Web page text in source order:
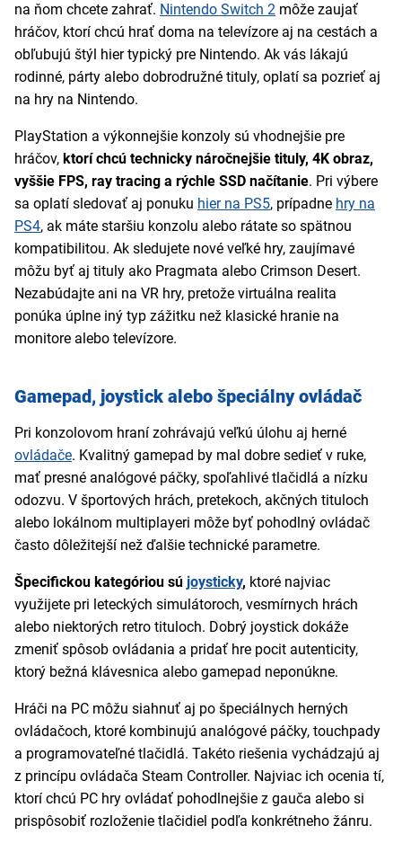
na ňom chcete zahrať. Nintendo Switch 2 môže zaujať
hráčov, ktorí chcú hrať doma na televízore aj na cestách a
obľubujú štýl hier typický pre Nintendo. Ak vás lákajú
rodinné, párty alebo dobrodružné tituly, oplatí sa pozrieť aj
na hry na Nintendo.
PlayStation a výkonnejšie konzoly sú vhodnejšie pre
hráčov, ktorí chcú technicky náročnejšie tituly, 4K obraz,
vyššie FPS, ray tracing a rýchle SSD načítanie. Pri výbere
sa oplatí sledovať aj ponuku hier na PS5, prípadne hry na
PS4, ak máte staršiu konzolu alebo rátate so spätnou
kompatibilitou. Ak sledujete nové veľké hry, zaujímavé
môžu byť aj tituly ako Pragmata alebo Crimson Desert.
Nezabúdajte ani na VR hry, pretože virtuálna realita
ponúka úplne iný typ zážitku než klasické hranie na
monitore alebo televízore.
Gamepad, joystick alebo špeciálny ovládač
Pri konzolovom hraní zohrávajú veľkú úlohu aj herné
ovládače. Kvalitný gamepad by mal dobre sedieť v ruke,
mať presné analógové páčky, spoľahlivé tlačidlá a nízku
odozvu. V športových hrách, pretekoch, akčných tituloch
alebo lokálnom multiplayeri môže byť pohodlný ovládač
často dôležitejší než ďalšie technické parametre.
Špecifickou kategóriou sú joysticky, ktoré najviac
využijete pri leteckých simulátoroch, vesmírnych hrách
alebo niektorých retro tituloch. Dobrý joystick dokáže
zmeniť spôsob ovládania a pridať hre pocit autenticity,
ktorý bežná klávesnica alebo gamepad neponúkne.
Hráči na PC môžu siahnuť aj po špeciálnych herných
ovládačoch, ktoré kombinujú analógové páčky, touchpady
a programovateľné tlačidlá. Takéto riešenia vychádzajú aj
z princípu ovládača Steam Controller. Najviac ich ocenia tí,
ktorí chcú PC hry ovládať pohodlnejšie z gauča alebo si
prispôsobiť rozloženie tlačidiel podľa konkrétneho žánru.